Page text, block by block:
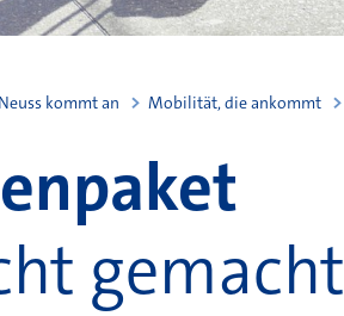
Neuss kommt an
Mobilität, die ankommt
gemacht